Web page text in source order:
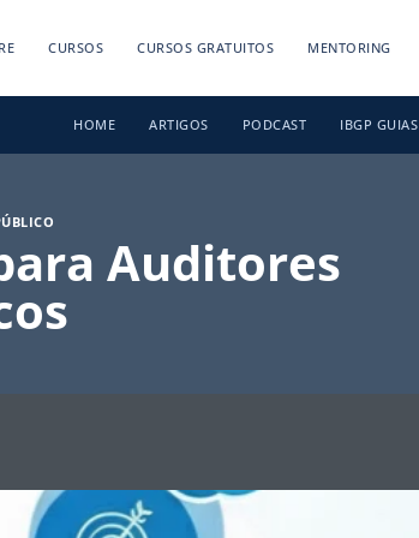
CURSOS CURSOS GRATUITOS MENTORING
HOME ARTIGOS PODCAST IBGP GUIAS
Auditores